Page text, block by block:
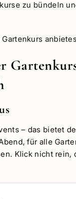
zu bündeln
– das bietet
für alle
Klick nicht